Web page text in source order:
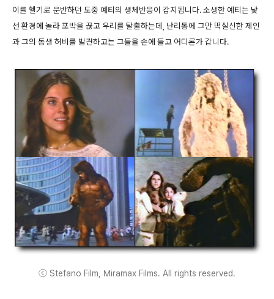
이를 헬기로 운반하던 도중 예티의 생체반응이 감지됩니다. 소생한 예티는 낯
선 환경에 놀라 포박을 끊고 우리를 탈출하는데, 난리통에 그만 떡실신한 제인
과 그의 동생 허비를 발견하고는 그들을 손에 들고 어디론가 갑니다.
ⓒ Stefano Film, Miramax Films. All rights reserved.